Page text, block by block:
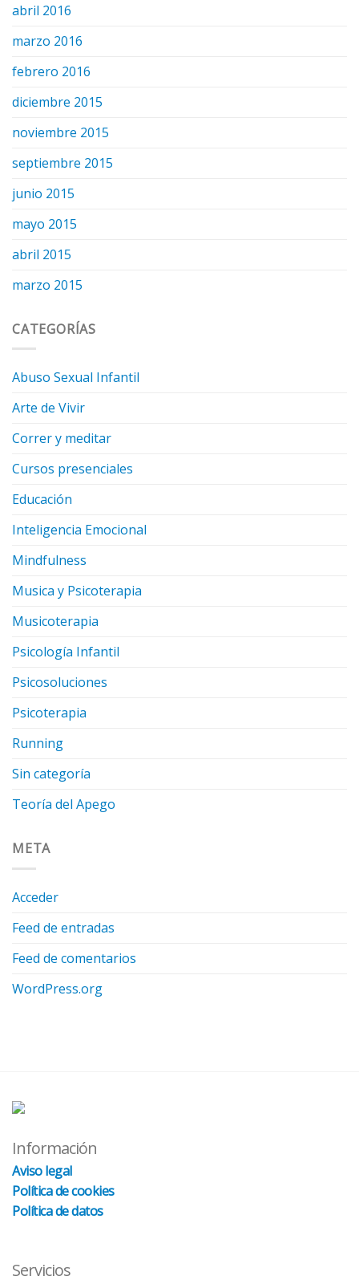
abril 2016
marzo 2016
febrero 2016
diciembre 2015
noviembre 2015
septiembre 2015
junio 2015
mayo 2015
abril 2015
marzo 2015
CATEGORÍAS
Abuso Sexual Infantil
Arte de Vivir
Correr y meditar
Cursos presenciales
Educación
Inteligencia Emocional
Mindfulness
Musica y Psicoterapia
Musicoterapia
Psicología Infantil
Psicosoluciones
Psicoterapia
Running
Sin categoría
Teoría del Apego
META
Acceder
Feed de entradas
Feed de comentarios
WordPress.org
Información
Aviso legal
Política de cookies
Política de datos
Servicios